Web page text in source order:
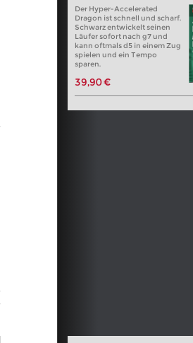
Der Hyper-Accelerated
Dragon ist schnell und scharf.
Schwarz entwickelt seinen
Läufer sofort nach g7 und
kann oftmals d5 in einem Zug
spielen und ein Tempo
sparen.
39,90 €